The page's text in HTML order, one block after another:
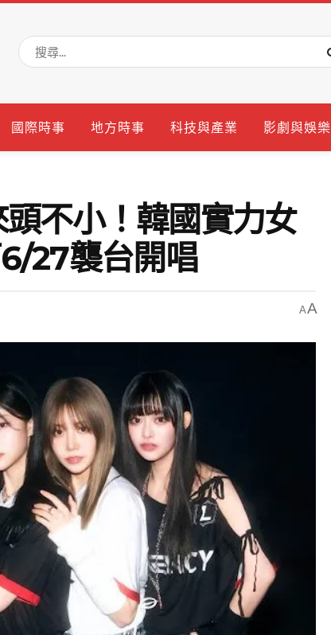
國際時事 地方時事 科技與產業 影劇與娛樂
不小！韓國實力女
27襲台開唱
AA